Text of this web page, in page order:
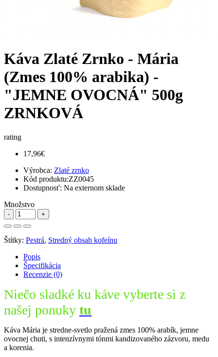
Káva Zlaté Zrnko - Mária
(Zmes 100% arabika) -
"JEMNE OVOCNÁ" 500g
ZRNKOVÁ
rating
17,96€
Výrobca: Zlaté zrnko
Kód produktu:ZZ0045
Dostupnosť: Na externom sklade
Množstvo
Štítky: Pestrá, Stredný obsah kofeínu
Popis
Špecifikácia
Recenzie (0)
Niečo sladké ku káve vyberte si z
našej ponuky tu
Káva Mária je stredne-svetlo pražená zmes 100% arabík, jemne
ovocnej chuti, s intenzívnymi tónmi kandizovaného zázvoru, medu
a korenia.